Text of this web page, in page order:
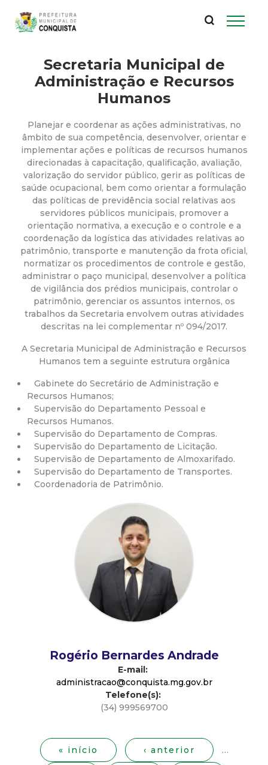
conteúdo
principal
P
e
e
i
t
u
r
a
M
n
i
c
p
Secretaria Municipal de
Administração e Recursos
Humanos
Planejar e coordenar as ações administrativas, no
âmbito de sua competência, desenvolver, orientar e
implementar ações e políticas de recursos humanos
direcionadas à capacitação, qualificação, avaliação,
valorização do servidor público, gerir as políticas de
saúde ocupacional, bem como orientar a formulação
das políticas de previdência social relativas aos
servidores públicos municipais, promover a
orientação normativa, a execução e o controle e a
coordenação da logística das atividades relativas ao
patrimônio, transporte e manutenção da frota oficial,
normatizar os procedimentos de controle e gestão,
administrar o paço municipal, desenvolver a política
de vigilância dos prédios municipais, controlar o
patrimônio, gerenciar os assuntos internos, os
trabalhos da Secretaria envolvem outras atividades
descritas na lei complementar nº 094/2017.
A Secretaria Municipal de Administração e Recursos
Humanos tem a seguinte estrutura orgânica
Gabinete do Secretário de Administração e
Recursos Humanos;
Supervisão do Departamento Pessoal e
Recursos Humanos.
Supervisão do Departamento de Compras.
Supervisão do Departamento de Licitação.
Supervisão de Departamento de Almoxarifado.
Supervisão do Departamento de Transportes.
Coordenadoria de Patrimônio.
Rogério Bernardes Andrade
E-mail:
administracao@conquista.mg.gov.br
Telefone(s):
(34) 999569700
« início ‹ anterior …